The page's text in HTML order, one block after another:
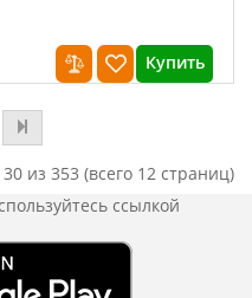
Купить
из 353 (всего 12 страниц)
ссылкой